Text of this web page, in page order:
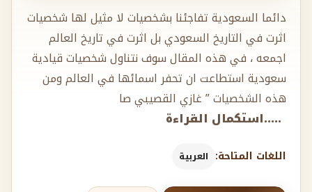
دائما السعودية تفاجئنا بشخصيات لا مثيل لها شخصيات
اثرت في التاريخ السعودي بل اثرت في تاريخ العالم
اجمعه ، في هذه المقال سوف نتناول شخصيات قيادية
سعودية استطاعت ان تحفر اسمائها في العالم ومن
هذه الشخصيات ” غازي القصيبي صا
.....استكمال القراءة
اللغات المتاحة: العربية